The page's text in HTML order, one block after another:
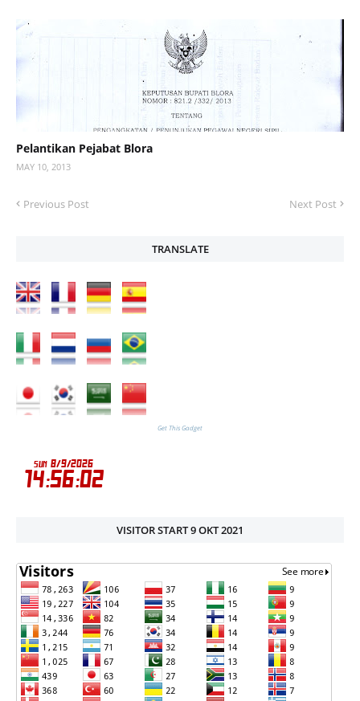
Pelantikan Pejabat Blora
MAY 10, 2013
Previous Post Next Post
TRANSLATE
Get This Gadget
VISITOR START 9 OKT 2021